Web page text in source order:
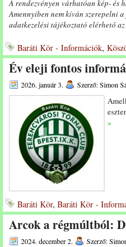
A rendezvényen várhatóan kép- és
Amennyiben nem kíván szerepelni
adatkezelési tájékoztató elérhető
Baráti Kör - Információk,
Év eleji fontos
2026. január 3. Szerző: Simon
»
Baráti Kör, Baráti Kör -
Arcok a régmúltból:
2024. december 2. Szerző: